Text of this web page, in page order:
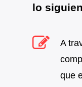
lo
A
que